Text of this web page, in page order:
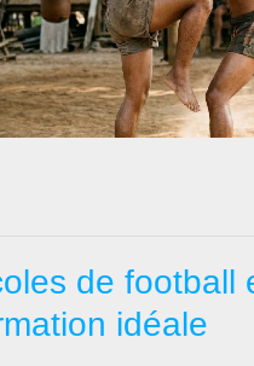
de football
idéale